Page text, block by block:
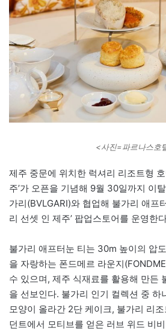
<사진=파르나스호
제주 중문에 위치한 럭셔리 리조트형
주’가 오픈을 기념해 9월 30일까지 이
가리(BVLGARI)와 협업해 불가리 애프
리 선셋 인 제주’ 팝업스토어를 운영한
불가리 애프터눈 티는 30m 높이의 압
을 자랑하는 폰드메르 라운지
수 있으며, 제주 식재료를 활용해 만든
을 선보인다. 불가리 인기 컬렉션 중 하
모양이 올라간 2단 케이크, 불가리 리
던트에서 모티브를 얻은 러브 위드 비